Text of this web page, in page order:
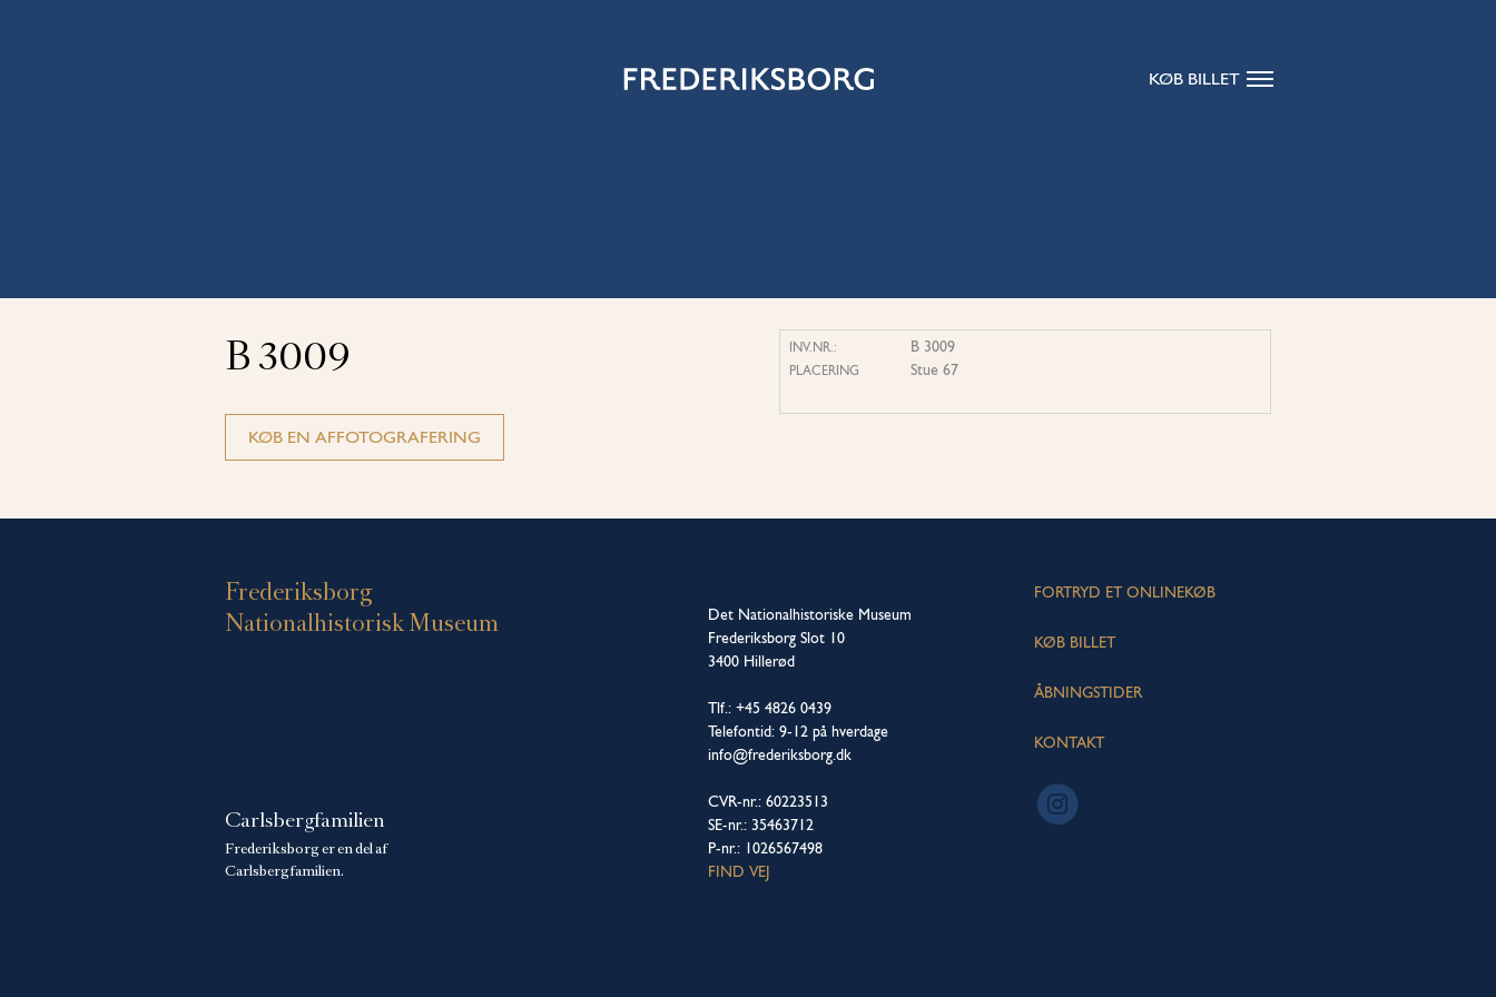
KØB BILLET
B 3009
KØB EN AFFOTOGRAFERING
INV.NR.: B 3009
PLACERING Stue 67
Frederiksborg
Nationalhistorisk Museum
Carlsbergfamilien
Frederiksborg er en del af
Carlsbergfamilien.
Det Nationalhistoriske Museum
Frederiksborg Slot 10
3400 Hillerød
Tlf.: +45 4826 0439
Telefontid: 9-12 på hverdage
info@frederiksborg.dk
CVR-nr.: 60223513
SE-nr.: 35463712
P-nr.: 1026567498
FIND VEJ
FORTRYD ET ONLINEKØB
KØB BILLET
ÅBNINGSTIDER
KONTAKT